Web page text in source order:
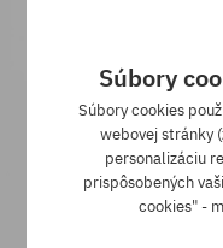
Súbory
Súbory cookies
webovej stránky
personalizáciu
prispôsobených
cookies" -